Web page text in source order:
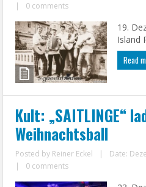
|
0 comments
19.
Island
Read
Kult: „SAITLINGE“
Weihnachtsball
Posted by Reiner Eckel |
Date:
|
0 comments